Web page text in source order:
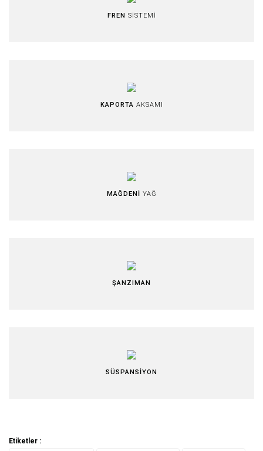
FREN SİSTEMİ
KAPORTA AKSAMI
MAĞDENİ YAĞ
ŞANZIMAN
SÜSPANSİYON
Etiketler :